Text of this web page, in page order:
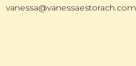
vanessa@vanessaestorach.com